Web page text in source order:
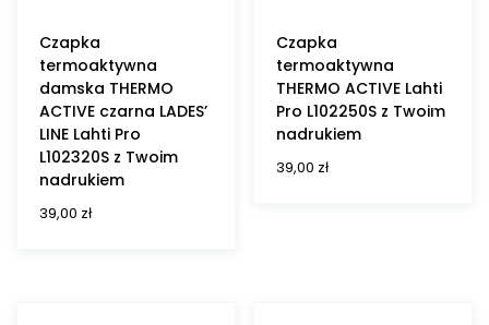
Czapka
termoaktywna
damska THERMO
ACTIVE czarna LADES’
LINE Lahti Pro
L102320S z Twoim
nadrukiem
39,00 zł
Czapka
termoaktywna
THERMO ACTIVE Lahti
Pro L102250S z Twoim
nadrukiem
39,00 zł